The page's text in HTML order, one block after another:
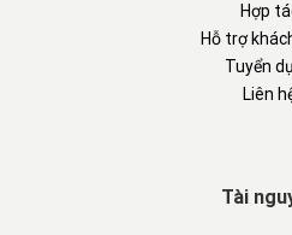
Hợp
Hỗ trợ
Tuyển
Liên
Tài